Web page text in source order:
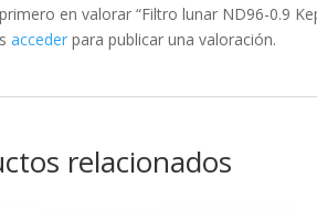
en valorar “Filtro lunar ND96-0.9
acceder para publicar una valoración.
relacionados